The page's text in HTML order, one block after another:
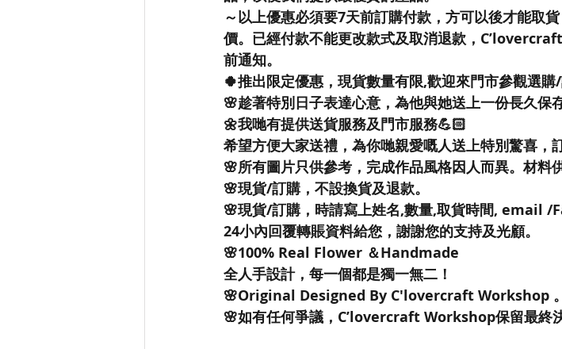
～以上優惠必須要7天前訂購付款，方可以後才能取
價。已經付款不能更改款式及取消退款，
前通知。
🍀推出限定優惠，現貨數量有限,歡迎來門市參觀選購/
🌸趁著特別日子表達心意，為他與她送上一份長久保
🌼我哋有提供送貨服務及門市服務💪🏻
希望方便大家送禮，為你哋親愛嘅人送上特別驚喜，
🌸所有圖片只供參考，完成作品風格因人而異。材料
🌸現貨/訂購，不設換貨及退款。
🌸現貨/訂購，時請寫上姓名,數量,取貨時間, email
24小內回覆轉賬資料給您，謝謝您的支持及光顧。
🌸100% Real Flower ＆Handmade
全人手設計，每一個都是獨一無二！
🌸Original Designed By C'lovercraft Workshop 。
🌸如有任何爭議，C’lovercraft Workshop保留最終決